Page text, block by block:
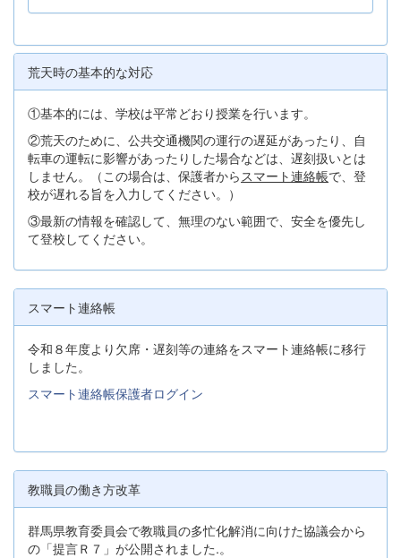
荒天時の基本的な対応
①基本的には、学校は平常どおり授業を行います。
②荒天のために、公共交通機関の運行の遅延があったり、自
転車の運転に影響があったりした場合などは、遅刻扱いとは
しません。（この場合は、保護者から スマート連絡帳で、登
校が遅れる旨を入力してください。）
③最新の情報を確認して、無理のない範囲で、安全を優先し
て登校してください。
スマート連絡帳
令和８年度より欠席・遅刻等の連絡をスマート連絡帳に移行
しました。
スマート連絡帳保護者ログイン
教職員の働き方改革
群馬県教育委員会で教職員の多忙化解消に向けた協議会から
の「提言Ｒ７」が公開されました.。